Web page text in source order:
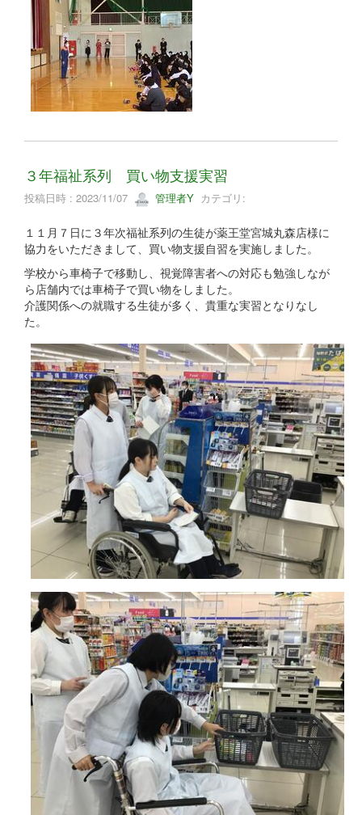
３年福祉系列 買い物支援実習
投稿日時 : 2023/11/07 管理者Y カテゴリ:
１１月７日に３年次福祉系列の生徒が薬王堂宮城丸森店様に
協力をいただきまして、買い物支援自習を実施しました。
学校から車椅子で移動し、視覚障害者への対応も勉強しなが
ら店舗内では車椅子で買い物をしました。
介護関係への就職する生徒が多く、貴重な実習となりなし
た。